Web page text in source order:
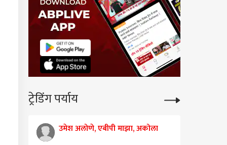
ट्रेडिंग पर्याय
उमेश अलोणे, एबीपी माझा, अकोला